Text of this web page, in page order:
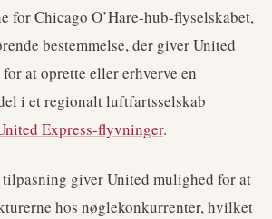
for Chicago O’Hare-hub-flyselskabet,
bestemmelse, der giver United
at oprette eller erhverve en
i et regionalt luftfartsselskab
Express-flyvninger.
giver United mulighed for at
hos nøglekonkurrenter, hvilket